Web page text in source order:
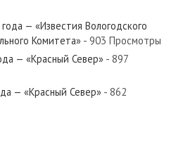
— «Красный Север»
— «Красный Север»
— «Известия Вологодского
Комитета» - 903 Просмотры
— «Красный Север» - 897
— «Красный Север» - 862